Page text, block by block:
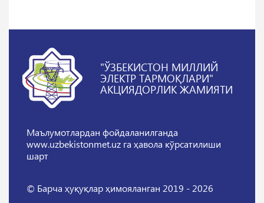
"ЎЗБЕКИСТОН МИЛЛИЙ
ЭЛЕКТР ТАРМОҚЛАРИ"
АКЦИЯДОРЛИК ЖАМИЯТИ
Маълумотлардан фойдаланилганда
www.uzbekistonmet.uz га ҳавола кўрсатилиши
шарт
© Барча ҳуқуқлар ҳимояланган 2019 - 2026